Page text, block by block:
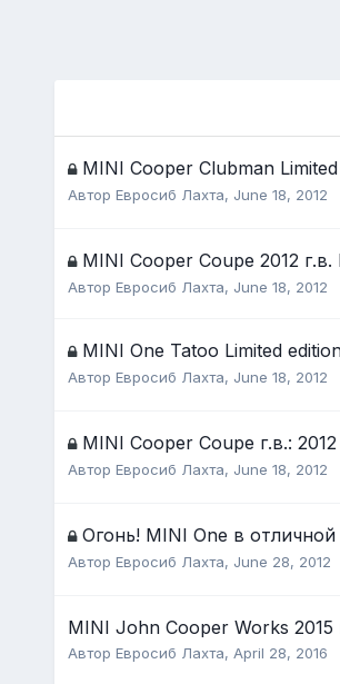
MINI Cooper Clubman
Автор Евросиб Лахта, June 18, 2012
MINI Cooper Coupe 2012
Автор Евросиб Лахта, June 18, 2012
MINI One Tatoo Limited
Автор Евросиб Лахта, June 18, 2012
MINI Cooper Coupe г.в.:
Автор Евросиб Лахта, June 18, 2012
Огонь! MINI One в
Автор Евросиб Лахта, June 28, 2012
MINI John Cooper Works 2015
Автор Евросиб Лахта, April 28, 2016